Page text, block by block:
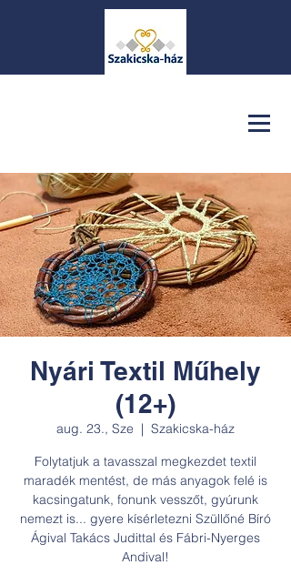
Nyári Textil Műhely
(12+)
aug. 23., Sze
  |
Szakicska-ház
Folytatjuk a tavasszal megkezdet textil
maradék mentést, de más anyagok felé is
kacsingatunk, fonunk vesszőt, gyúrunk
nemezt is... gyere kísérletezni Szüllőné Bíró
Ágival Takács Judittal és Fábri-Nyerges
Andival!